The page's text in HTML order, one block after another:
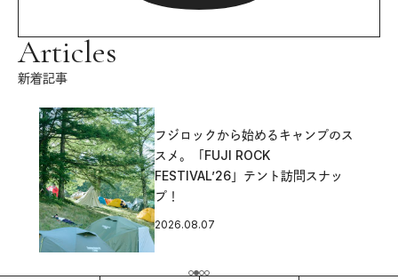
Articles
新着記事
フジロックから始めるキャンプのス
スメ。「FUJI ROCK
FESTIVAL’26」テント訪問スナッ
プ！
2026.08.07